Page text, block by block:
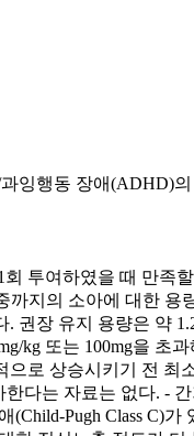
잉행동 장애(ADHD)
투여하였을 때 만
지의 소아에 대한
장 유지 용량은 약
kg 또는 100mg을 초
로 상승시키기 전
다는 자료는 없다. -
Pugh Class C)